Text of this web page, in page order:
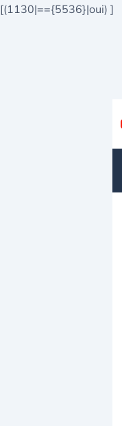
[(1130|=={5536}|oui) ]